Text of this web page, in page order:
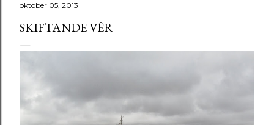
oktober 05, 2013
SKIFTANDE VÊR